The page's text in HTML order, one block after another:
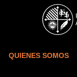
Skip to main content
QUIENES SOMOS